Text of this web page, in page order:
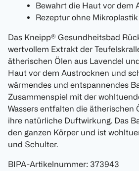
Bewahrt die Haut vor dem
Rezeptur ohne Mikroplastik
Das Kneipp® Gesundheitsbad
wertvollem Extrakt der
ätherischen Ölen aus Lavendel
Haut vor dem Austrocknen und
wärmendes und entspannendes
Zusammenspiel mit der
Wassers entfalten die ätherischen
ihre natürliche Duftwirkung. Das
den ganzen Körper und ist
und Schulter.
BIPA-Artikelnummer: 373943